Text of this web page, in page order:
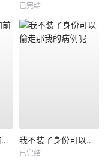
已完结
限时一百天，和前夫谈恋爱 我不装了身份可以偷走那我的病例呢
已完结